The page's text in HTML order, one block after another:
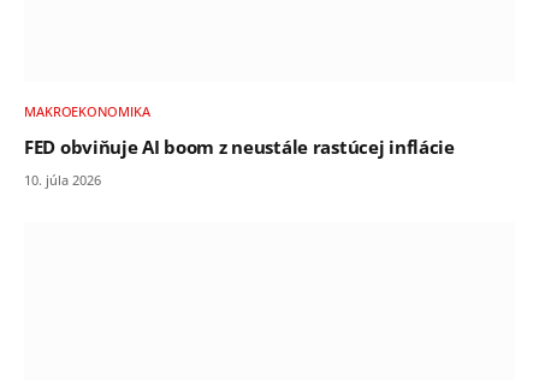
MAKROEKONOMIKA
FED obviňuje AI boom z neustále rastúcej inflácie
10. júla 2026